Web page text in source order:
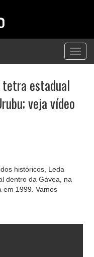
tetra estadual
veja vídeo
históricos, Leda
dentro da Gávea, na
em 1999. Vamos